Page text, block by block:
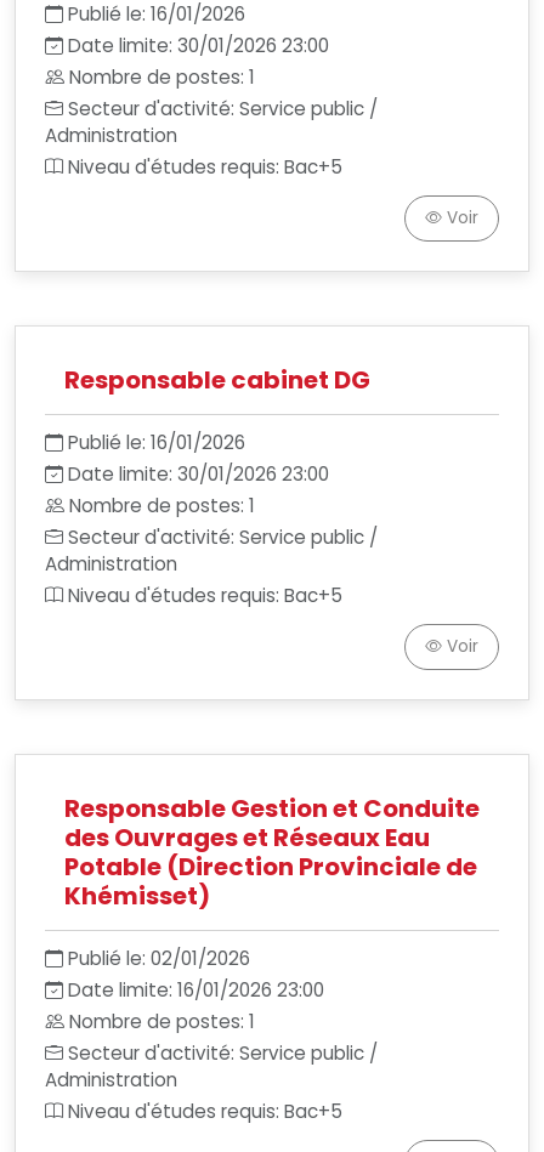
Publié le: 16/01/2026
Date limite: 30/01/2026 23:00
Nombre de postes: 1
Secteur d'activité: Service public /
Administration
Niveau d'études requis: Bac+5
Voir
Responsable cabinet DG
Publié le: 16/01/2026
Date limite: 30/01/2026 23:00
Nombre de postes: 1
Secteur d'activité: Service public /
Administration
Niveau d'études requis: Bac+5
Voir
Responsable Gestion et Conduite
des Ouvrages et Réseaux Eau
Potable (Direction Provinciale de
Khémisset)
Publié le: 02/01/2026
Date limite: 16/01/2026 23:00
Nombre de postes: 1
Secteur d'activité: Service public /
Administration
Niveau d'études requis: Bac+5